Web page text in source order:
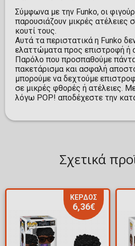
Σύμφωνα με την Funko, οι
παρουσιάζουν μικρές ατέλειες
κουτί τους.
Αυτά τα περιστατικά η Funko
ελαττώματα προς επιστροφή ή
Παρόλο που προσπαθούμε
πακετάρισμα και ασφαλή
μπορούμε να δεχτούμε
σε μικρές φθορές ή ατέλειες.
λόγω POP! αποδέχεστε την
Σχετικά
ΚΕΡΔΟΣ
6,36€